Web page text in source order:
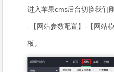
进入苹果cms后台切换我们
-【网站参数配置】-【网站
板。